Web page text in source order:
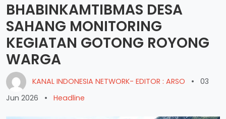
BHABINKAMTIBMAS DESA
SAHANG MONITORING
KEGIATAN GOTONG ROYONG
WARGA
KANAL INDONESIA NETWORK- EDITOR : ARSO •
03
Jun 2026
• Headline